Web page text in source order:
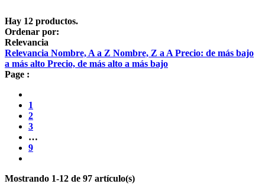
Hay 12 productos.
Ordenar por:
Relevancia
Relevancia Nombre, A a Z Nombre, Z a A Precio: de más bajo
a más alto Precio, de más alto a más bajo
Page :
1
2
3
…
9
Mostrando 1-12 de 97 artículo(s)